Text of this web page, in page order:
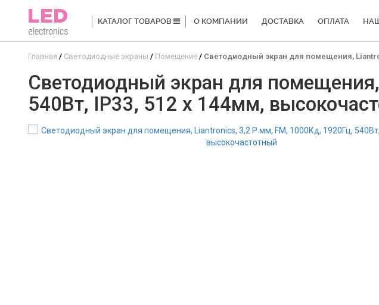
КАТАЛОГ ТОВАРОВ О КОМПАНИИ ДОСТАВКА ОПЛАТА
Главная Светодиодные экраны Помещение Светодиодный экран для помещения,
Светодиодный экран для
540Вт, IP33, 512 x 144мм,